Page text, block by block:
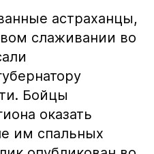
астраханцы,
слаживании во
Бойцы
оказать
им спальных